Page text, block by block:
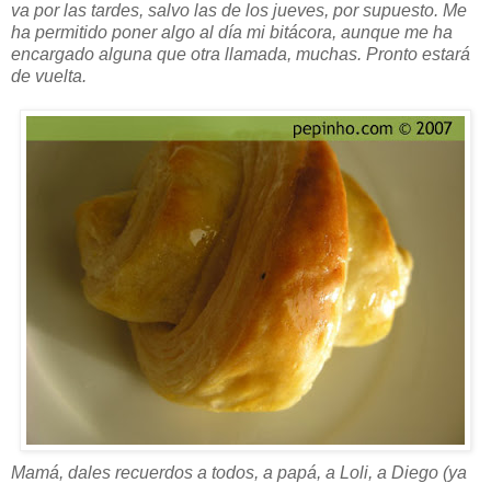
va por las tardes, salvo las de los jueves, por supuesto. Me
ha permitido poner algo al día mi bitácora, aunque me ha
encargado alguna que otra llamada, muchas. Pronto estará
de vuelta.
Mamá, dales recuerdos a todos, a papá, a Loli, a Diego (ya